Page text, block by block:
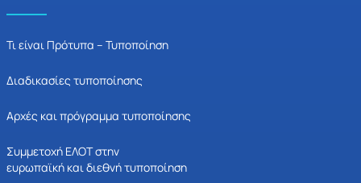
Τι είναι Πρότυπα – Τυποποίηση
Διαδικασίες τυποποίησης
Αρχές και πρόγραμμα τυποποίησης
Συμμετοχή ΕΛΟΤ στην
ευρωπαϊκή και διεθνή τυποποίηση